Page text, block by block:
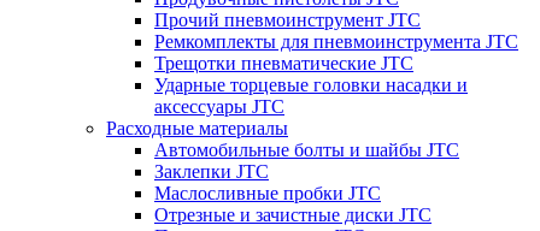
Прочий пневмоинструмент JTC
Ремкомплекты для пневмоинструмента JTC
Трещотки пневматические JTC
Ударные торцевые головки насадки и
аксессуары JTC
Расходные материалы
Автомобильные болты и шайбы JTC
Заклепки JTC
Маслосливные пробки JTC
Отрезные и зачистные диски JTC